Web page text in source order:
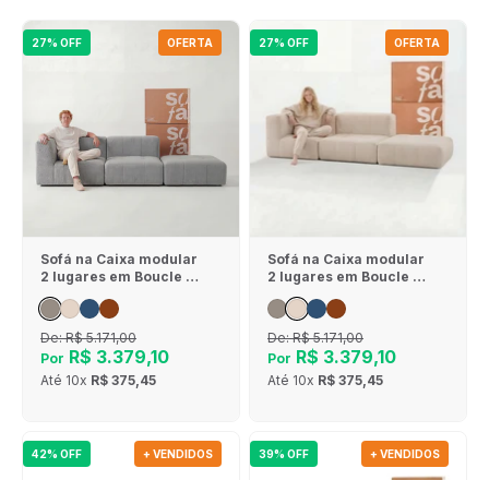
27% OFF OFERTA
Sofá na Caixa modular
2 lugares em Boucle - 1
Braço com Apoio de pé
- Cinza
De:R$ 5.171,00
Por R$ 3.379,10
Até 10x R$ 375,45
27% OFF OFERTA
Sofá na Caixa modular
2 lugares em Boucle - 1
Braço com Apoio de pé
- Linho
De:R$ 5.171,00
Por R$ 3.379,10
Até 10x R$ 375,45
42% OFF + VENDIDOS 39% OFF + VENDIDOS